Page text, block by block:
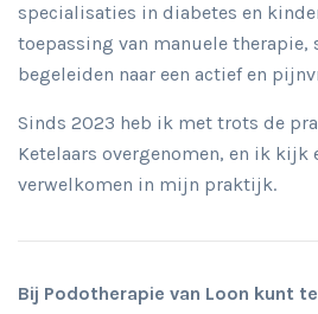
specialisaties in diabetes en
toepassing van manuele therapie,
begeleiden naar een actief en
Sinds 2023 heb ik met trots de
Ketelaars overgenomen, en ik kijk
verwelkomen in mijn praktijk.
Bij Podotherapie van Loon kunt